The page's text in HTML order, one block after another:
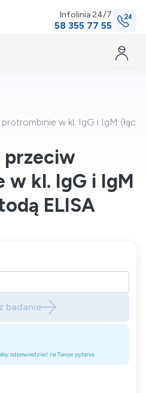
Infolinia 24/7
58 355 77 55
protrombinie w kl. IgG i IgM
przeciw
kl. IgG i IgM
ELISA
badanie
odpowiedzieć na Twoje pytania